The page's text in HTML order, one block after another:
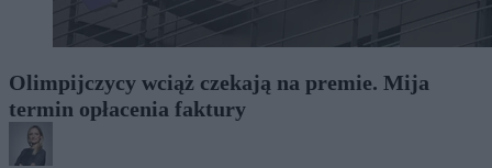
Olimpijczycy wciąż czekają na premie. Mija
termin opłacenia faktury